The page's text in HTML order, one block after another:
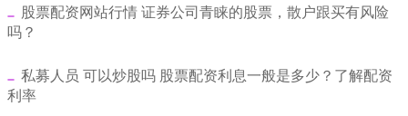
​股票配资网站行情 证券公司青睐的股票，散户跟买有风险
吗？
​私募人员 可以炒股吗 股票配资利息一般是多少？了解配资
利率